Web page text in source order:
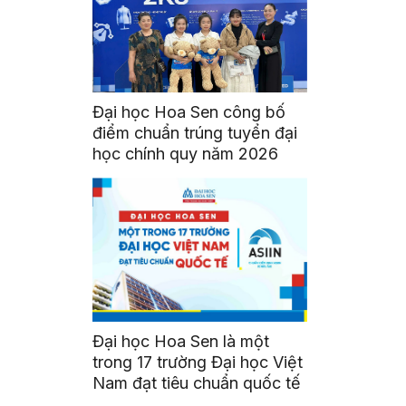
Đại học Hoa Sen công bố
điểm chuẩn trúng tuyển đại
học chính quy năm 2026
Đại học Hoa Sen là một
trong 17 trường Đại học Việt
Nam đạt tiêu chuẩn quốc tế